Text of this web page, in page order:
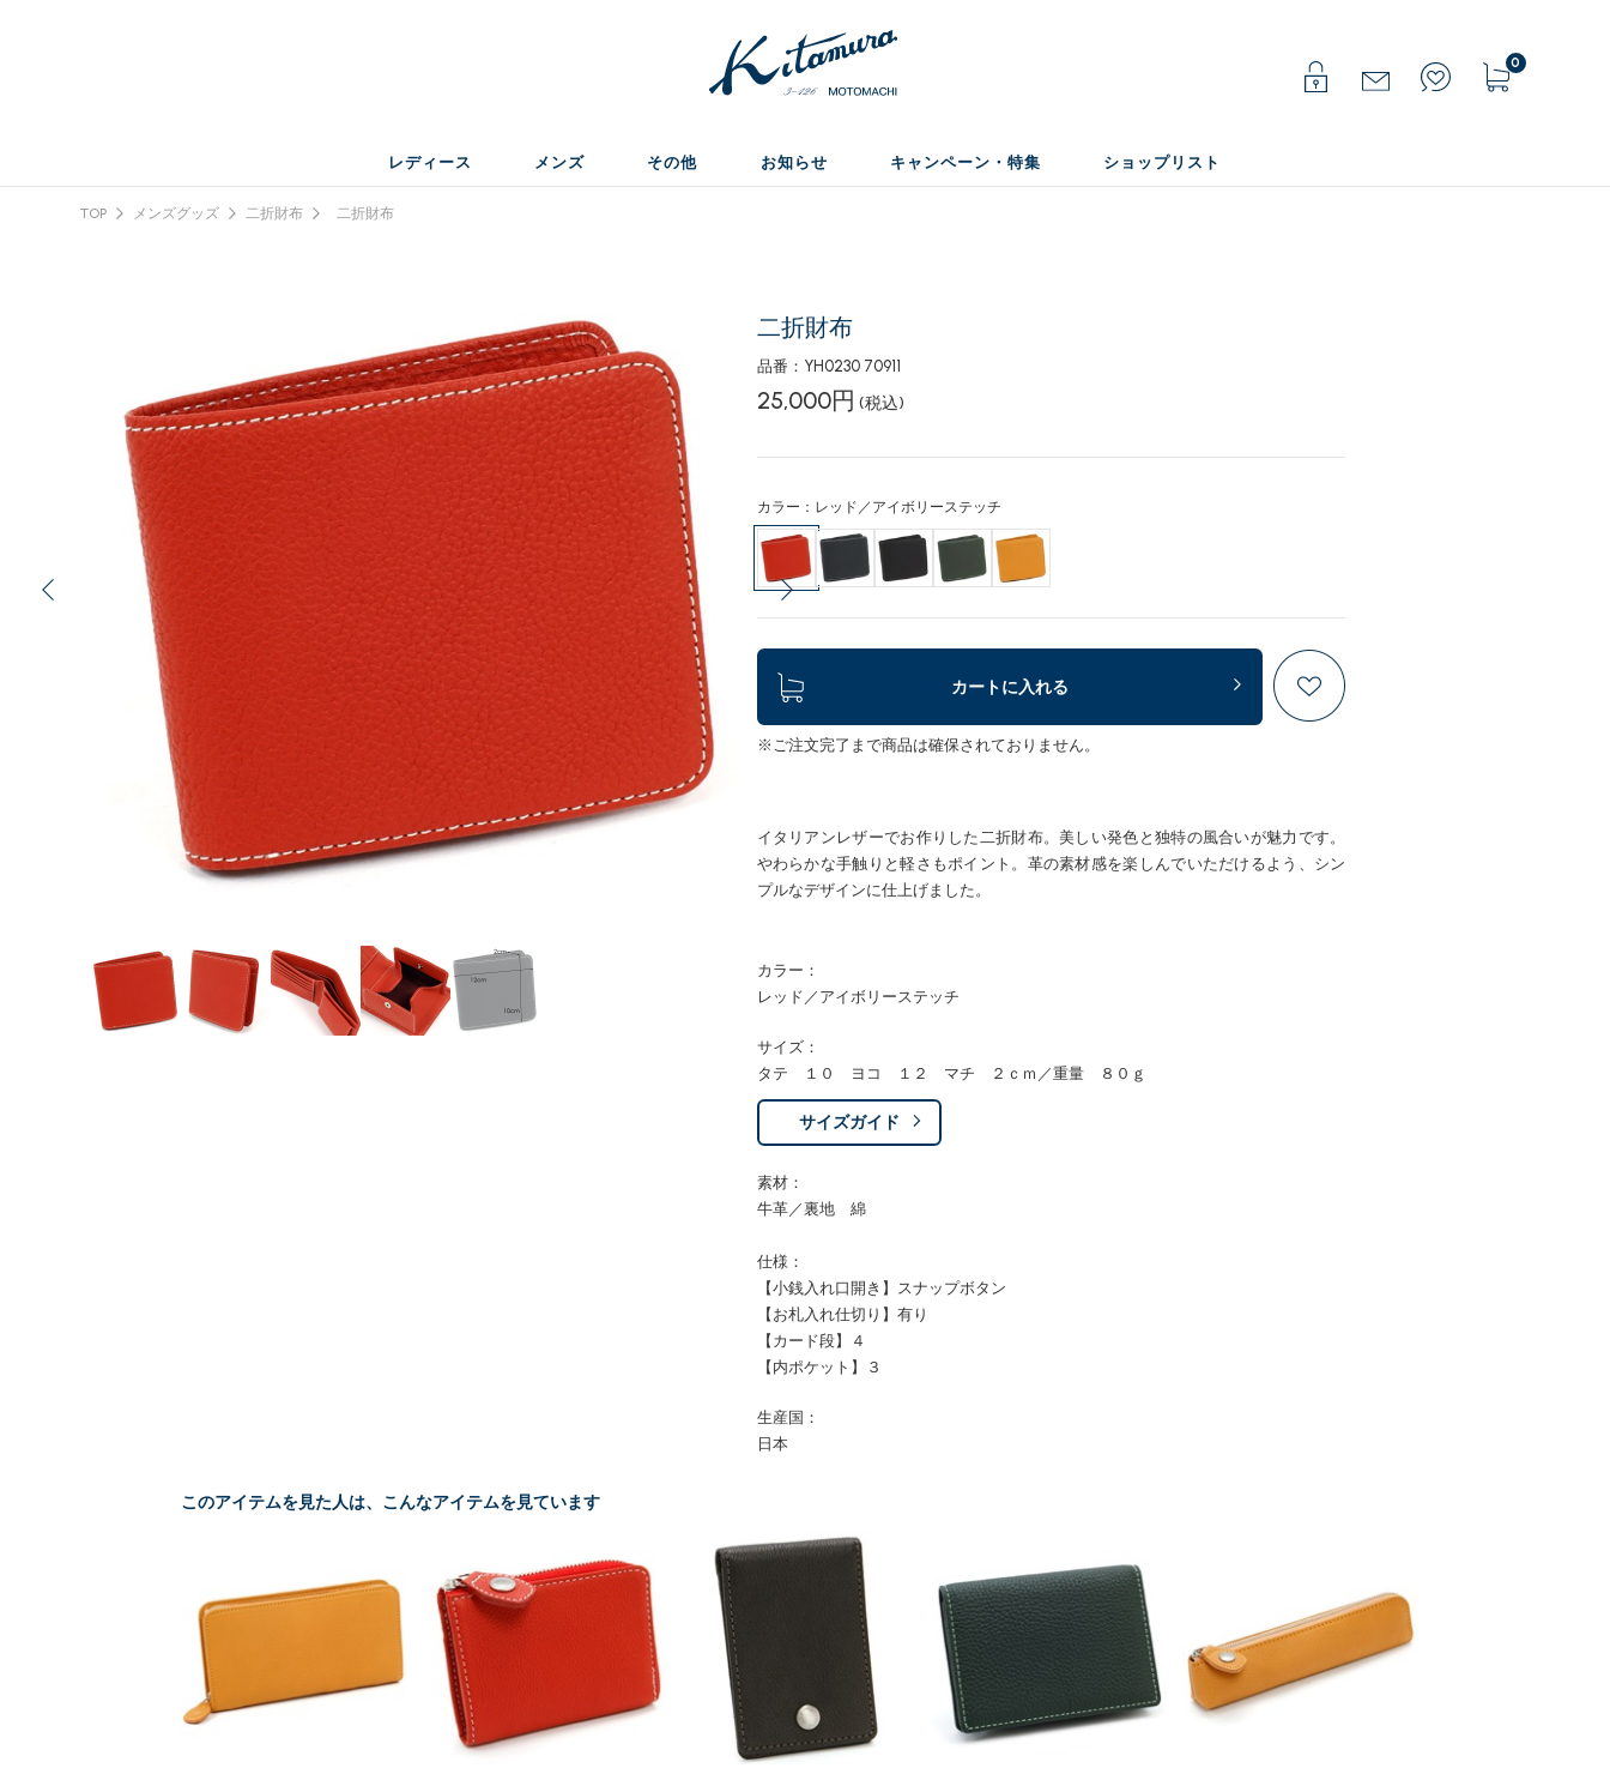
0
レディース メンズ その他 お知らせ キャンペーン・特集 ショップリスト
TOP メンズグッズ 二折財布 二折財布
二折財布
品番：YH0230 70911
25,000円 (税込)
カラー：レッド／アイボリーステッチ
カートに入れる
※ご注文完了まで商品は確保されておりません。
イタリアンレザーでお作りした二折財布。美しい発色と独特の風合いが魅力です。
やわらかな手触りと軽さもポイント。革の素材感を楽しんでいただけるよう、シン
プルなデザインに仕上げました。
カラー：
レッド／アイボリーステッチ
サイズ：
タテ １０ ヨコ １２ マチ ２ｃｍ／重量 ８０ｇ
サイズガイド
素材：
牛革／裏地 綿
仕様：
【小銭入れ口開き】スナップボタン
【お札入れ仕切り】有り
【カード段】４
【内ポケット】３
生産国：
日本
このアイテムを見た人は、こんなアイテムを見ています